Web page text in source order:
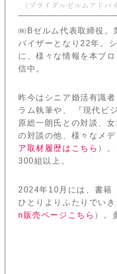
（ブライダルゼルムアドバ
㈱Bゼルム代表取締役。
バイザーとなり22年。
に、様々な情報を本ブ
信中。
昨今はシニア婚活有識
ラム執筆や、 『現代ビ
原総一朗氏との対談、
の対談の他、様々なメ
ア取材履歴はこちら ）
300組以上。
2024年10月には、書籍
ひとりよりふたりでい
n販売ページこちら ）。